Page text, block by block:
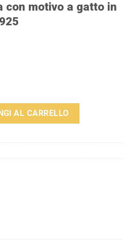
con motivo a gatto in
€.
a gatto in argento sterling 925
AL CARRELLO